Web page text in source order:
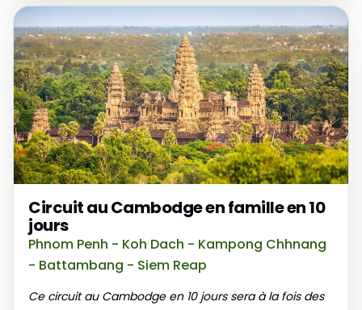
Circuit au Cambodge en famille en 10
jours
Phnom Penh - Koh Dach - Kampong Chhnang
- Battambang - Siem Reap
Ce circuit au Cambodge en 10 jours sera à la fois des